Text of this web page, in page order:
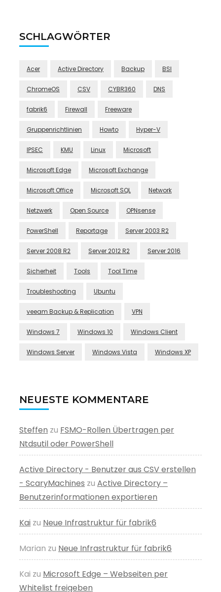
SCHLAGWÖRTER
Acer Active Directory Backup BSI
ChromeOS CSV CYBR360 DNS
fabrik6 Firewall Freeware
Gruppenrichtlinien Howto Hyper-V
IPSEC KMU Linux Microsoft
Microsoft Edge Microsoft Exchange
Microsoft Office Microsoft SQL Network
Netzwerk Open Source OPNsense
PowerShell Reportage Server 2003 R2
Server 2008 R2 Server 2012 R2 Server 2016
Sicherheit Tools Tool Time
Troubleshooting Ubuntu
veeam Backup & Replication VPN
Windows 7 Windows 10 Windows Client
Windows Server Windows Vista Windows XP
NEUESTE KOMMENTARE
Steffen zu FSMO-Rollen Übertragen per
Ntdsutil oder PowerShell
Active Directory - Benutzer aus CSV erstellen
- ScaryMachines zu Active Directory –
Benutzerinformationen exportieren
Kai zu Neue Infrastruktur für fabrik6
Marian zu Neue Infrastruktur für fabrik6
Kai zu Microsoft Edge – Webseiten per
Whitelist freigeben